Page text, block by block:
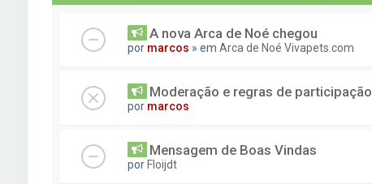
A nova Arca de Noé chegou
por marcos » em Arca de Noé Vivapets.com
Moderação e regras de participação
por marcos
Mensagem de Boas Vindas
por Floijdt